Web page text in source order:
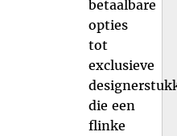
betaalbare
opties
tot
exclusieve
die een
flinke